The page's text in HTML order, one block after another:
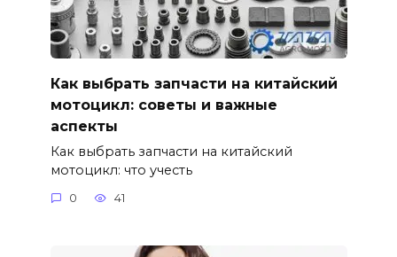
Как выбрать запчасти на китайский
мотоцикл: советы и важные
аспекты
Как выбрать запчасти на китайский
мотоцикл: что учесть
0 41